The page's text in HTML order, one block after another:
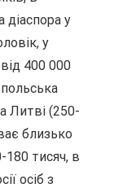
у
у
400 000
Литві (250-
близько
180 тисяч, в
осіб з